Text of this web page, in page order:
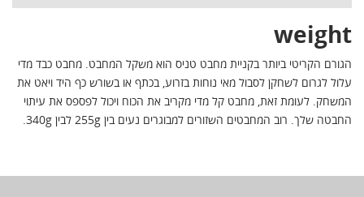
weight
הגורם הקריטי ביותר בקניית מחבט טניס הוא משקל המחבט. מחבט כבד מדי
עלול לגרום לשחקן לסבול מאי נוחות בזרוע, בכתף או בשורש כף היד ויאט את
המשחק. לעומת זאת, מחבט קל מדי מקריב את הכוח ויכול לפספס את עיתוי
החבטה שלך. רוב המחבטים השזורים למבוגרים נעים בין 255g לבין 340g.